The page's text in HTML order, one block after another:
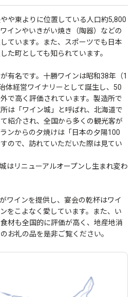
や東よりに位置している人口約5,800
インやいきがい焼き（陶器）などの
ています。また、スポーツでも日本
た町としても知られています。
有名です。十勝ワインは昭和38年（1
体経営ワイナリーとして誕生し、50
で高く評価されています。製造所で
は「ワイン城」と呼ばれ、北海道で
紹介され、全国から多くの観光客が
ンからの夕焼けは「日本の夕陽100
ので、訪れていただいた際は見てい
はリニューアルオープンし生まれ変わ
ワインを提供し、宴会の乾杯はワイ
をこよなく愛しています。また、い
材も全国的に評価が高く、地産地消
お礼の品を是非ご覧ください。